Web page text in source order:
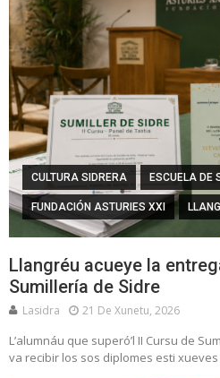
CULTURA SIDRERA ESCUELA DE
FUNDACIÓN ASTURIES XXI
Llangréu acueye la
Sumillería de Sidre
Lasidra 21 De Xunetu, 2026
L’alumnáu que superó’l II Cursu de
va recibir los sos diplomes esti